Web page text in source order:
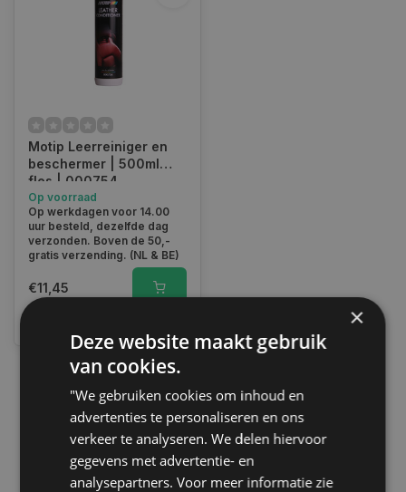
Motip Leerreiniger en
beschermer | 500ml
fles | 000754
Op voorraad
Op werkdagen voor 14.00
uur besteld, dezelfde dag
verzonden. Boven de 50,-
gratis verzending. (NL & BE)
€11,45
1
×
Deze website maakt gebruik
van cookies.
"We gebruiken cookies om inhoud en
advertenties te personaliseren en ons
verkeer te analyseren. We delen hiervoor
gegevens met advertentie- en
analysepartners. Voor meer informatie zie